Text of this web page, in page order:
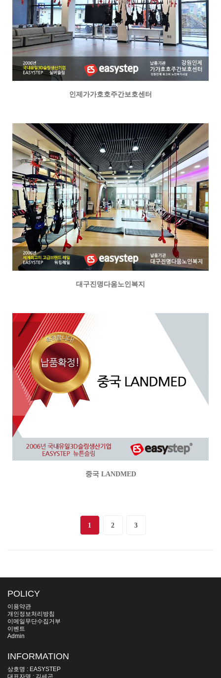
인제가가호호주간보호센터
대구진명다움노인복지
중국 LANDMED
1 2 3
POLICY
이용약관
개인정보처리방침
이메일무단수집거부
이벤트
Admin
INFORMATION
상호명 : EASYSTEP
대표자명 : 김세곤